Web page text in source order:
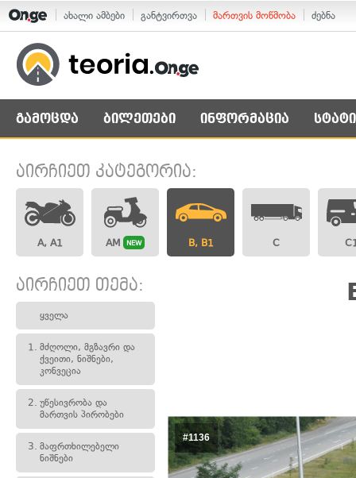
ახალი ამბები განტვირთვა მართვის მოწმობა ძებნა
გამოცდა ბილეთები ინფორმაცია
აირჩიეთ კატეგორია:
A, A1 AM NEW B, B1 C
აირჩიეთ თემა:
ყველა
1. მძღოლი, მგზავრი და
ქვეითი, ნიშნები,
კონვეცია
2. უწესივრობა და
მართვის პირობები
3. მაფრთხილებელი
ნიშნები
#1136